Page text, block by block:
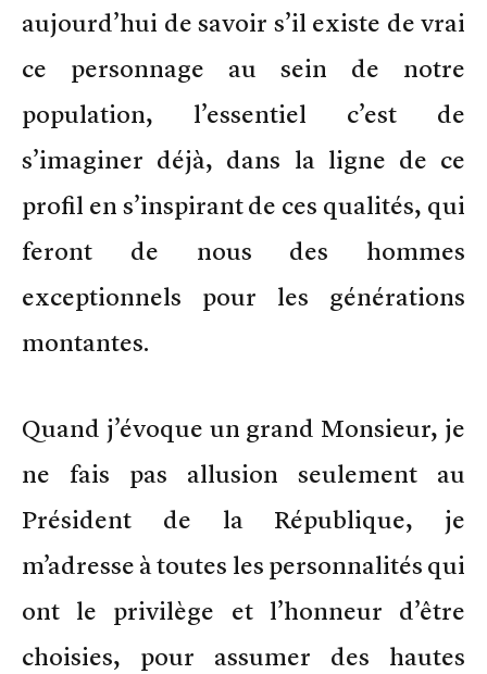
aujourd’hui de savoir s’il existe de vrai
ce personnage au sein de notre
population, l’essentiel c’est de
s’imaginer déjà, dans la ligne de ce
profil en s’inspirant de ces qualités, qui
feront de nous des hommes
exceptionnels pour les générations
montantes.
Quand j’évoque un grand Monsieur, je
ne fais pas allusion seulement au
Président de la République, je
m’adresse à toutes les personnalités qui
ont le privilège et l’honneur d’être
choisies, pour assumer des hautes